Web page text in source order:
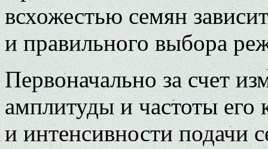
всхожестью семян
и правильного выбора
Первоначально за счет
амплитуды и частоты его
и интенсивности подачи